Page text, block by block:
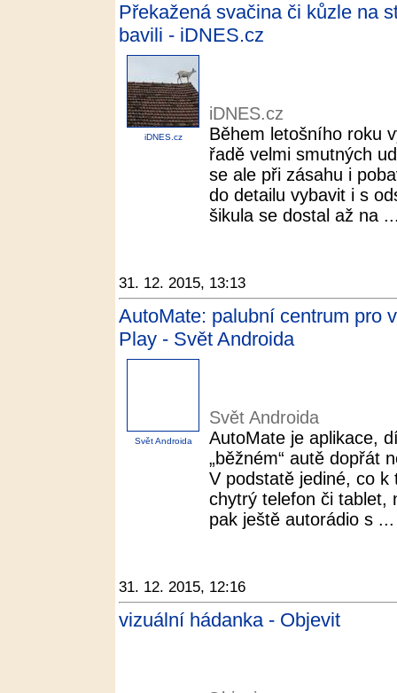
Překažená svačina či kůzle na
bavili - iDNES.cz
iDNES.cz
iDNES.cz
Během letošního roku
řadě velmi smutných
se ale při zásahu i
do detailu vybavit i s
šikula se dostal až na
31. 12. 2015, 13:13
AutoMate: palubní centrum pro
Play - Svět Androida
Svět Androida
Svět Androida
AutoMate je aplikace,
„běžném“ autě dopřát
V podstatě jediné, co k
chytrý telefon či tablet,
pak ještě autorádio s ...
31. 12. 2015, 12:16
vizuální hádanka - Objevit